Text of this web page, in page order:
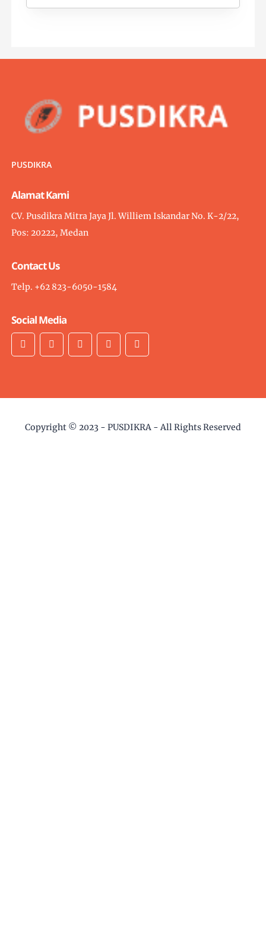
PUSDIKRA
Alamat Kami
CV. Pusdikra Mitra Jaya Jl. Williem Iskandar No. K-2/22,
Pos: 20222, Medan
Contact Us
Telp. +62 823-6050-1584
Social Media
Copyright © 2023 - PUSDIKRA - All Rights Reserved